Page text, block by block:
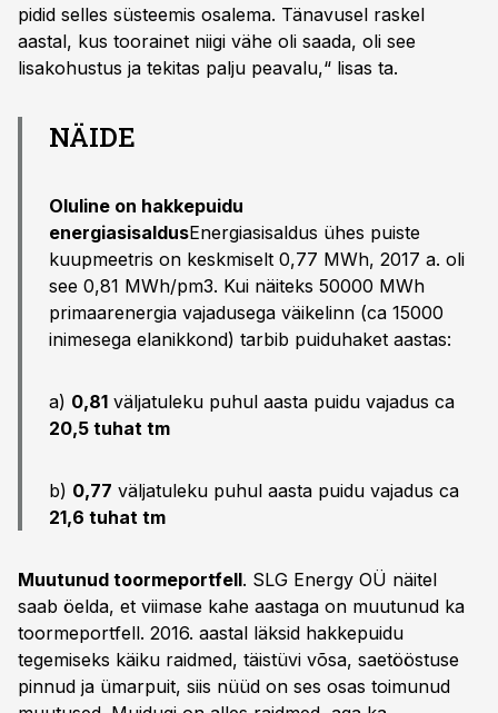
pidid selles süsteemis osalema. Tänavusel raskel
aastal, kus toorainet niigi vähe oli saada, oli see
lisakohustus ja tekitas palju peavalu,“ lisas ta.
NÄIDE
Oluline on hakkepuidu
energiasisaldusEnergiasisaldus ühes puiste
kuupmeetris on keskmiselt 0,77 MWh, 2017 a. oli
see 0,81 MWh/pm3. Kui näiteks 50000 MWh
primaarenergia vajadusega väikelinn (ca 15000
inimesega elanikkond) tarbib puiduhaket aastas:
a) 0,81 väljatuleku puhul aasta puidu vajadus ca
20,5 tuhat tm
b) 0,77 väljatuleku puhul aasta puidu vajadus ca
21,6 tuhat tm
Muutunud toormeportfell. SLG Energy OÜ näitel
saab öelda, et viimase kahe aastaga on muutunud ka
toormeportfell. 2016. aastal läksid hakkepuidu
tegemiseks käiku raidmed, täistüvi võsa, saetööstuse
pinnud ja ümarpuit, siis nüüd on ses osas toimunud